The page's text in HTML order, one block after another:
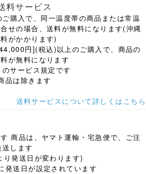
料サービス
購入で、同一温度帯の商品または常温
せの場合、送料が無料になります(沖縄
がかかります)
円](税込)以上のご購入で、商品の
が無料になります
サービス規定です
品は除きます
送料サービスについて詳しくはこちら
商品は、ヤマト運輸・宅急便で、ご注
します
発送日が変わります)
発送日が設定されています